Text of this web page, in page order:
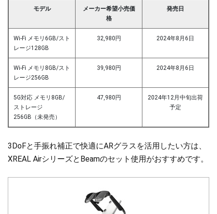
モデル
メーカー希望小売価
格
発売日
Wi-Fi メモリ6GB/スト
レージ128GB
32,980円 2024年8月6日
Wi-Fi メモリ8GB/スト
レージ256GB
39,980円 2024年8月6日
5G対応 メモリ8GB/
ストレージ
256GB（未発売）
47,980円
2024年12月中旬出荷
予定
3DoFと手振れ補正で快適にARグラスを活用したい方は、
XREAL AirシリーズとBeamのセット使用がおすすめです。